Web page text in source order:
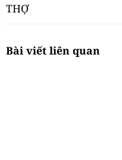
THỢ
Bài viết liên quan